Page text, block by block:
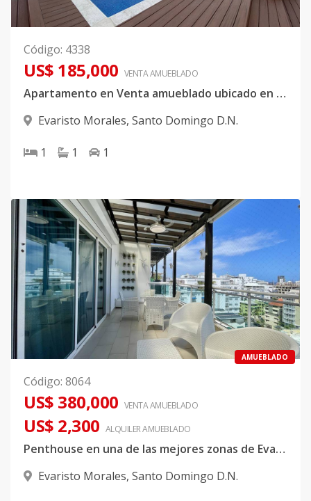
Código: 4338
US$ 185,000 VENTA AMUEBLADO
Apartamento en Venta amueblado ubicado en Evaristo Morales
Evaristo Morales, Santo Domingo D.N.
1 1 1
AMUEBLADO
Código: 8064
US$ 380,000 VENTA AMUEBLADO
US$ 2,300 ALQUILERAMUEBLADO
Penthouse en una de las mejores zonas de Evaristo Morales
Evaristo Morales, Santo Domingo D.N.